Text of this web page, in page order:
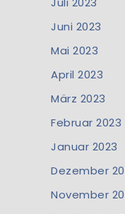
Juni 2023
Mai 2023
April 2023
März 2023
Februar 2023
Januar 2023
Dezember
November